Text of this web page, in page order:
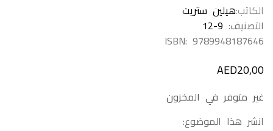
الكاتبهيلين ستريت
التصنيف: 12-9
ISBN: 9789948187646
AED20,00
غير متوفر في المخزون
انشر هذا الموضوع: